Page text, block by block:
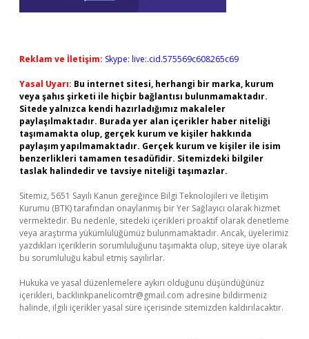
Reklam ve İletişim: Skype: live:.cid.575569c608265c69
Yasal Uyarı: Bu internet sitesi, herhangi bir marka, kurum
veya şahıs şirketi ile hiçbir bağlantısı bulunmamaktadır.
Sitede yalnızca kendi hazırladığımız makaleler
paylaşılmaktadır. Burada yer alan içerikler haber niteliği
taşımamakta olup, gerçek kurum ve kişiler hakkında
paylaşım yapılmamaktadır. Gerçek kurum ve kişiler ile isim
benzerlikleri tamamen tesadüfidir. Sitemizdeki bilgiler
taslak halindedir ve tavsiye niteliği taşımazlar.
Sitemiz, 5651 Sayılı Kanun gereğince Bilgi Teknolojileri ve İletişim
Kurumu (BTK) tarafından onaylanmış bir Yer Sağlayıcı olarak hizmet
vermektedir. Bu nedenle, sitedeki içerikleri proaktif olarak denetleme
veya araştırma yükümlülüğümüz bulunmamaktadır. Ancak, üyelerimiz
yazdıkları içeriklerin sorumluluğunu taşımakta olup, siteye üye olarak
bu sorumluluğu kabul etmiş sayılırlar.
Hukuka ve yasal düzenlemelere aykırı olduğunu düşündüğünüz
içerikleri, backlinkpanelicomtr@gmail.com adresine bildirmeniz
halinde, ilgili içerikler yasal süre içerisinde sitemizden kaldırılacaktır.